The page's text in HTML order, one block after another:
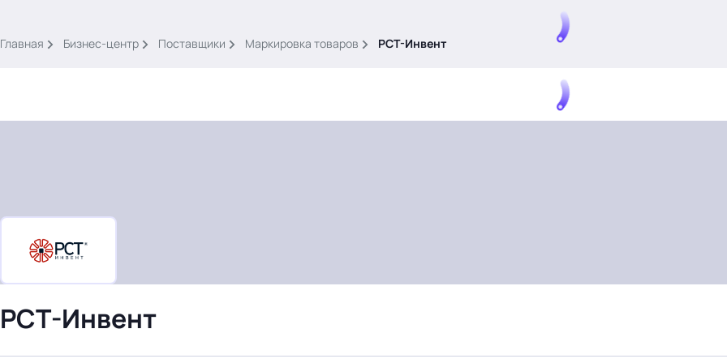
Войти
картина дня
материалы
события
Главная Бизнес-центр Поставщики Маркировка товаров РСТ-Инвент
РСТ-Инвент